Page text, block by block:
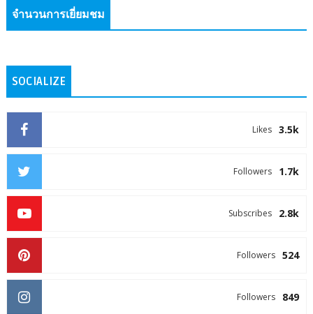
จำนวนการเยี่ยมชม
SOCIALIZE
3.5k
Likes
1.7k
Followers
2.8k
Subscribes
524
Followers
849
Followers